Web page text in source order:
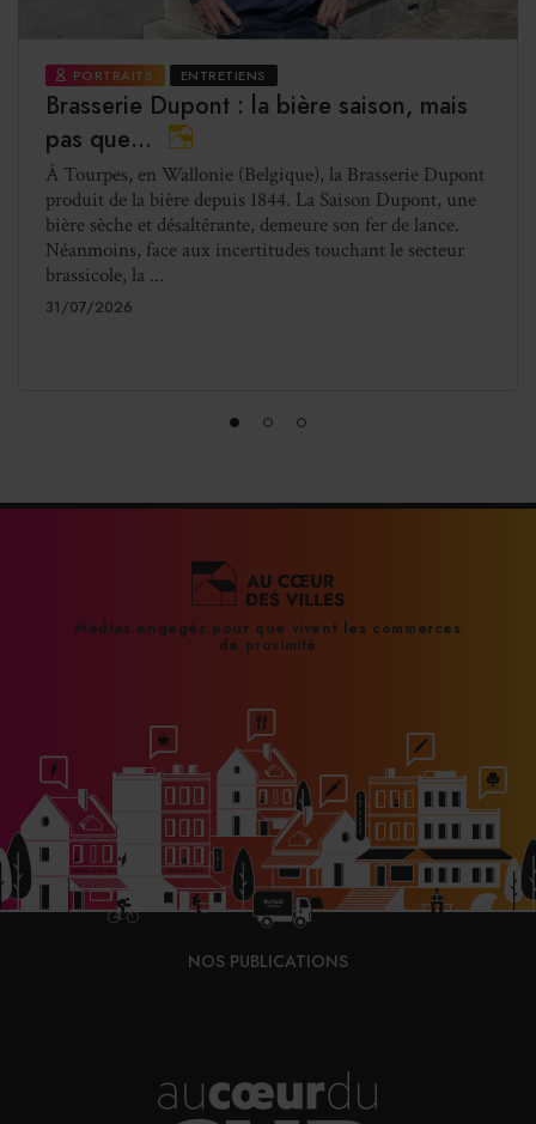
PORTRAITS ENTRETIENS
Brasserie Dupont : la bière saison, mais
pas que…
À Tourpes, en Wallonie (Belgique), la Brasserie Dupont
produit de la bière depuis 1844. La Saison Dupont, une
bière sèche et désaltérante, demeure son fer de lance.
Néanmoins, face aux incertitudes touchant le secteur
brassicole, la ...
31/07/2026
Médias engagés pour que vivent les commerces
de proximité
NOS PUBLICATIONS